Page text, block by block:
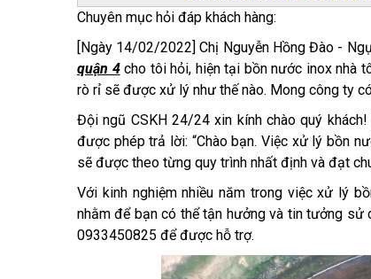
Chuyên mục hỏi đáp khách hàng:
[Ngày 14/02/2022] Chị Nguyễn Hồng Đào -
quận 4cho tôi hỏi, hiện tại bồn nước inox nhà
rò rỉ sẽ được xử lý như thế nào. Mong công ty
Đội ngũ CSKH 24/24 xin kính chào quý
được phép trả lời: “Chào bạn. Việc xử lý bồn
sẽ được theo từng quy trình nhất định và đạt
Với kinh nghiệm nhiều năm trong việc xử lý
nhằm để bạn có thể tận hưởng và tin tưởng sử
0933450825 để được hỗ trợ.